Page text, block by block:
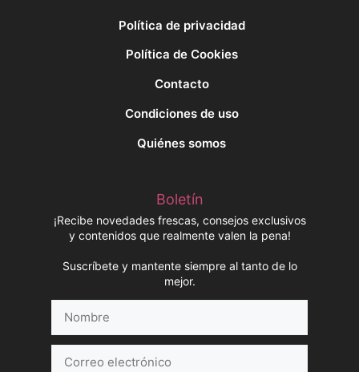
Política de privacidad
Política de Cookies
Contacto
Condiciones de uso
Quiénes somos
Boletín
¡Recibe novedades frescas, consejos exclusivos
y contenidos que realmente valen la pena!
Suscríbete y mantente siempre al tanto de lo
mejor.